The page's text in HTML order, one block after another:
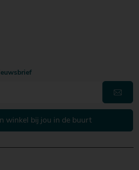
winkel bij jou in de buurt